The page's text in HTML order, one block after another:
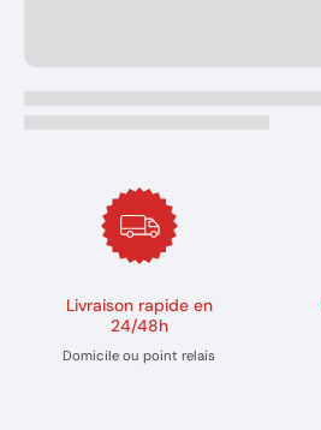
Livraison rapide en
24/48h
Domicile ou point relais